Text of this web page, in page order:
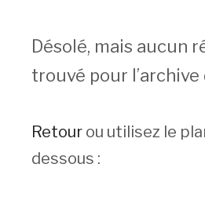
Désolé, mais aucun
trouvé pour l’archive
Retour ou utilisez le
dessous :